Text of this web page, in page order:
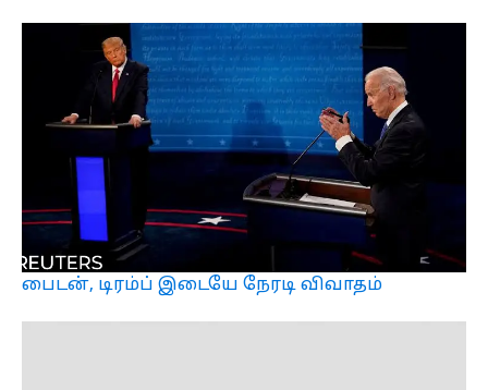
பைடன், டிரம்ப் இடையே நேரடி விவாதம்